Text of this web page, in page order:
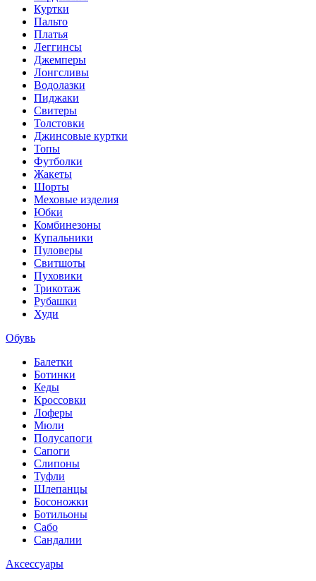
Куртки
Пальто
Платья
Леггинсы
Джемперы
Лонгсливы
Водолазки
Пиджаки
Свитеры
Толстовки
Джинсовые куртки
Топы
Футболки
Жакеты
Шорты
Меховые изделия
Юбки
Комбинезоны
Купальники
Пуловеры
Свитшоты
Пуховики
Трикотаж
Рубашки
Худи
Обувь
Балетки
Ботинки
Кеды
Кроссовки
Лоферы
Мюли
Полусапоги
Сапоги
Слипоны
Туфли
Шлепанцы
Босоножки
Ботильоны
Сабо
Сандалии
Аксессуары